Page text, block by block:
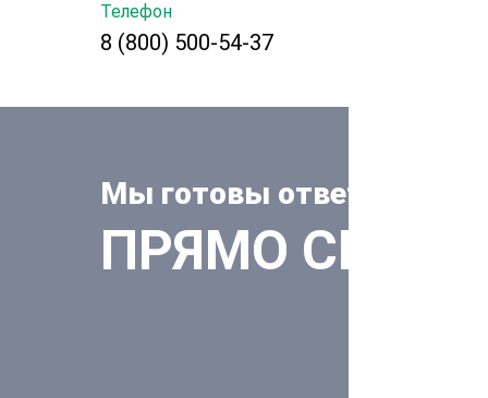
Телефон
8 (800) 500-54-37
ПРЯМО СЕЙЧАС
Мы готовы ответить на